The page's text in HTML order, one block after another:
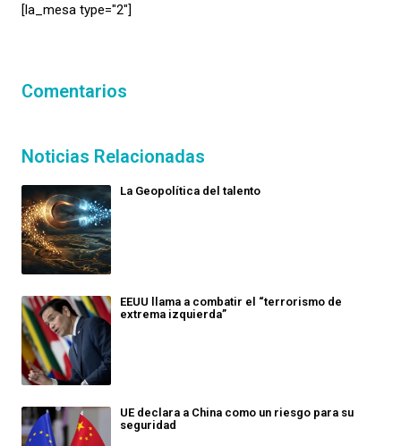
[la_mesa type="2″]
Comentarios
Noticias Relacionadas
La Geopolítica del talento
EEUU llama a combatir el “terrorismo de
extrema izquierda”
UE declara a China como un riesgo para su
seguridad